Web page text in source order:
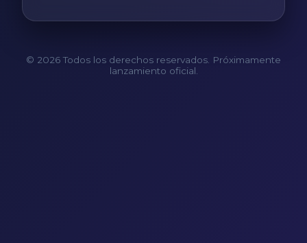
© 2026 Todos los derechos reservados. Próximamente
lanzamiento oficial.